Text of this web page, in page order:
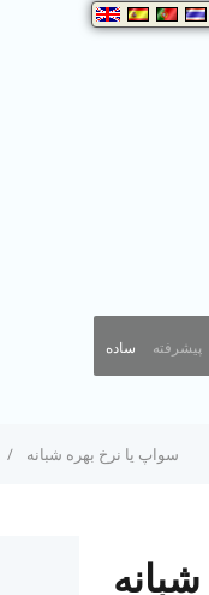
ساده پیشرفته
سواپ یا نرخ بهره شبانه